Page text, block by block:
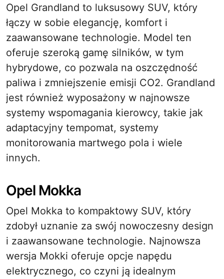
Opel Grandland to luksusowy SUV, który
łączy w sobie elegancję, komfort i
zaawansowane technologie. Model ten
oferuje szeroką gamę silników, w tym
hybrydowe, co pozwala na oszczędność
paliwa i zmniejszenie emisji CO2. Grandland
jest również wyposażony w najnowsze
systemy wspomagania kierowcy, takie jak
adaptacyjny tempomat, systemy
monitorowania martwego pola i wiele
innych.
Opel Mokka
Opel Mokka to kompaktowy SUV, który
zdobył uznanie za swój nowoczesny design
i zaawansowane technologie. Najnowsza
wersja Mokki oferuje opcje napędu
elektrycznego, co czyni ją idealnym